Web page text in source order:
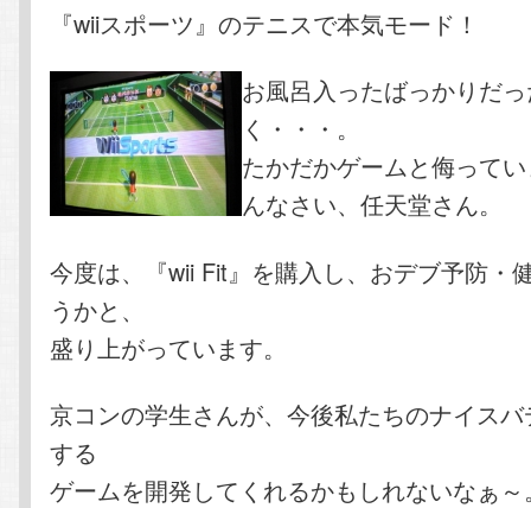
『wiiスポーツ』のテニスで本気モード！
お風呂入ったばっかりだ
く・・・。
たかだかゲームと侮って
んなさい、任天堂さん。
今度は、『wii Fit』を購入し、おデブ予防・
うかと、
盛り上がっています。
京コンの学生さんが、今後私たちのナイス
する
ゲームを開発してくれるかもしれないなぁ～